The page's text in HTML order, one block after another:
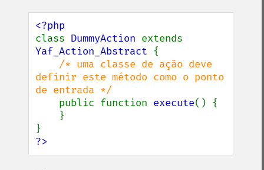
class DummyAction
Yaf_Action_Abstract {
/* uma classe de ação deve
definir este método como o ponto
de entrada */
public function execute() {
?>